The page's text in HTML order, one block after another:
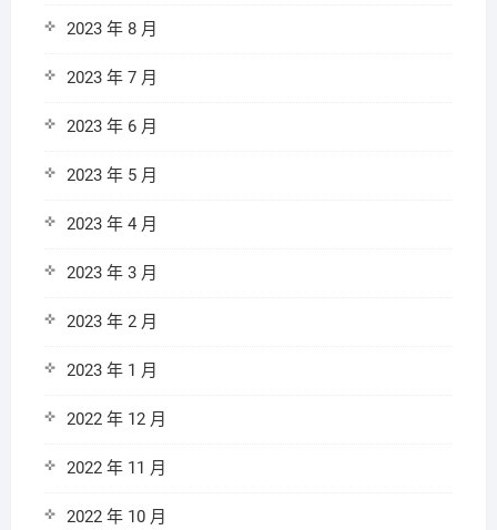
2023 年 8 月
2023 年 7 月
2023 年 6 月
2023 年 5 月
2023 年 4 月
2023 年 3 月
2023 年 2 月
2023 年 1 月
2022 年 12 月
2022 年 11 月
2022 年 10 月